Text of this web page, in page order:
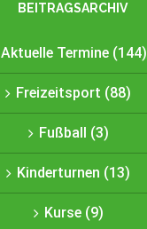
BEITRAGSARCHIV
Aktuelle Termine (144)
Freizeitsport (88)
Fußball (3)
Kinderturnen (13)
Kurse (9)